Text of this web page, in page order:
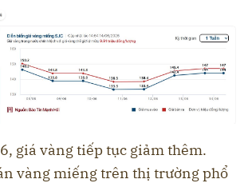
giá vàng tiếp tục giảm thêm.
vàng miếng trên thị trường phổ